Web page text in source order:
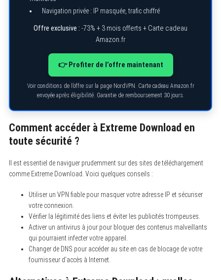
Navigation privée : IP masquée, trafic chiffré
Offre exclusive : -73% + 3 mois offerts + Carte cadeau
Amazon.fr
👉 Profiter de l’offre maintenant
Voir conditions de l’offre sur la page NordVPN. Carte cadeau Amazon.fr
envoyée après éligibilité. Garantie de remboursement 30 jours.
Comment accéder à Extreme Download en
toute sécurité ?
Il est essentiel de naviguer prudemment sur des sites de téléchargement
comme Extreme Download. Voici quelques conseils :
Utiliser un VPN fiable pour masquer votre adresse IP et sécuriser
votre connexion.
Vérifier la légitimité des liens et éviter les publicités trompeuses.
Activer un antivirus à jour pour bloquer des contenus malveillants
qui pourraient infecter votre appareil.
Changer de DNS pour accéder au site en cas de blocage de votre
fournisseur d’accès à Internet.